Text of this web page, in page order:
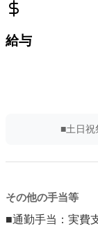
給与
■土日祝
その他の手当等
■通勤手当：実費